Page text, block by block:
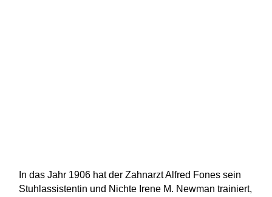
In das Jahr 1906 hat der Zahnarzt Alfred Fones sein
Stuhlassistentin und Nichte Irene M. Newman trainiert,